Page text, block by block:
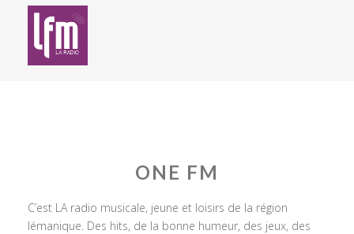
ONE FM
C’est LA radio musicale, jeune et loisirs de la région
lémanique. Des hits, de la bonne humeur, des jeux, des